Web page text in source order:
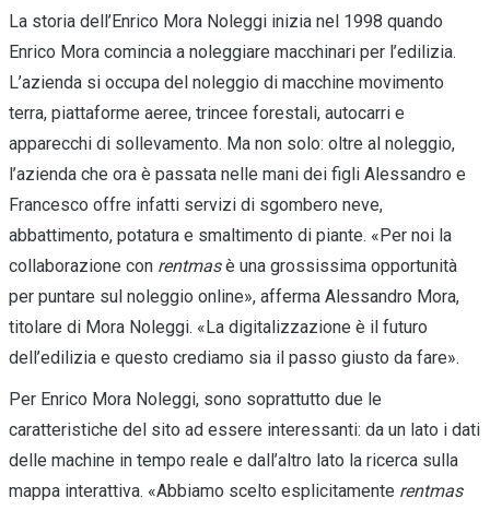
La storia dell’Enrico Mora Noleggi inizia nel 1998 quando
Enrico Mora comincia a noleggiare macchinari per l’edilizia.
L’azienda si occupa del noleggio di macchine movimento
terra, piattaforme aeree, trincee forestali, autocarri e
apparecchi di sollevamento. Ma non solo: oltre al noleggio,
l’azienda che ora è passata nelle mani dei figli Alessandro e
Francesco offre infatti servizi di sgombero neve,
abbattimento, potatura e smaltimento di piante. «Per noi la
collaborazione con rentmasè una grossissima opportunità
per puntare sul noleggio online», afferma Alessandro Mora,
titolare di Mora Noleggi. «La digitalizzazione è il futuro
dell’edilizia e questo crediamo sia il passo giusto da fare».
Per Enrico Mora Noleggi, sono soprattutto due le
caratteristiche del sito ad essere interessanti: da un lato i dati
delle machine in tempo reale e dall’altro lato la ricerca sulla
mappa interattiva. «Abbiamo scelto esplicitamente rentmas